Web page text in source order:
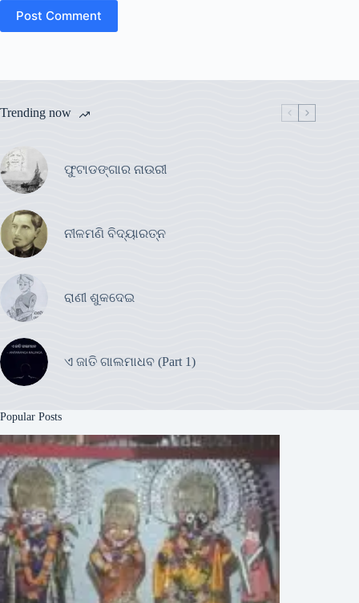
Post Comment
Trending now
ଫୁଟାଡଙ୍ଗାର ନାଉରୀ
ନୀଳମଣି ବିଦ୍ୟାରତ୍ନ
ରାଣୀ ଶୁକଦେଇ
ଏ ଜାତି ଗାଲମାଧବ (Part 1)
Popular Posts